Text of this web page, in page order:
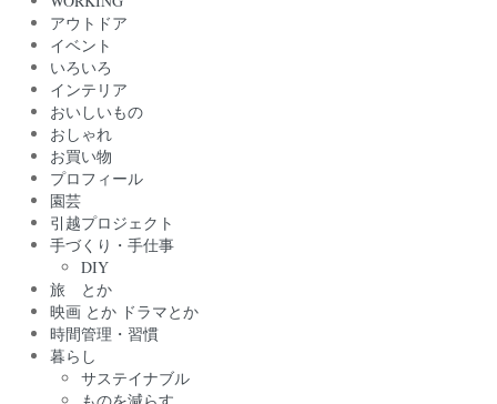
アウトドア
イベント
いろいろ
インテリア
おいしいもの
おしゃれ
お買い物
プロフィール
園芸
引越プロジェクト
手づくり・手仕事
DIY
旅 とか
映画 とか ドラマとか
時間管理・習慣
暮らし
サステイナブル
ものを減らす